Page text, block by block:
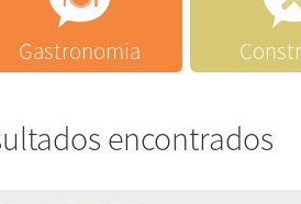
Gastronomia
encontrados